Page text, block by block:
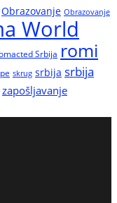
Obrazovanje Obrazovanje
World
Srbija romi
skrug srbija srbija
zapošljavanje